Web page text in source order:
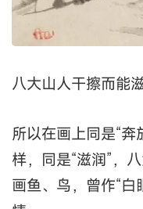
八大山人干擦而能
所以在画上同是“
样，同是“滋润”，
画鱼、鸟，曾作“